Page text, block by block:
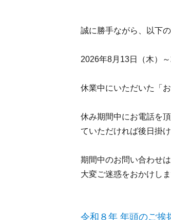
誠に勝手ながら、以下
2026年8月13日（木）
休業中にいただいた「
休み期間中にお電話を
ていただければ後日掛
期間中のお問い合わせ
大変ご迷惑をおかけし
令和８年 年頭のご挨